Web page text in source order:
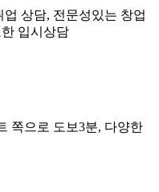
상담, 전문성있는 창업
입시상담
쪽으로 도보3분, 다양한